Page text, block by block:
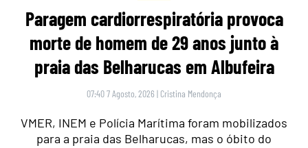
Paragem cardiorrespiratória provoca
morte de homem de 29 anos junto à
praia das Belharucas em Albufeira
07:40 7 Agosto, 2026 | Cristina Mendonça
VMER, INEM e Polícia Marítima foram mobilizados
para a praia das Belharucas, mas o óbito do